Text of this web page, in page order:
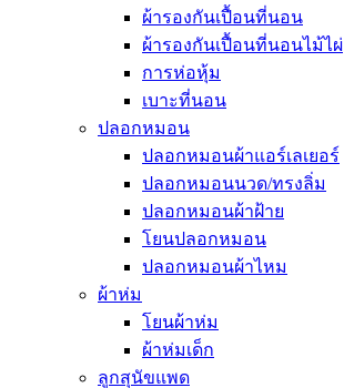
ผ้ารองกันเปื้อนที่นอน
ผ้ารองกันเปื้อนที่นอนไม้ไผ่
การห่อหุ้ม
เบาะที่นอน
ปลอกหมอน
ปลอกหมอนผ้าแอร์เลเยอร์
ปลอกหมอนนวด/ทรงลิ่ม
ปลอกหมอนผ้าฝ้าย
โยนปลอกหมอน
ปลอกหมอนผ้าไหม
ผ้าห่ม
โยนผ้าห่ม
ผ้าห่มเด็ก
ลูกสุนัขแพด